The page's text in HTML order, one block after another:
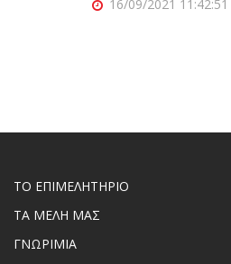
16/09/2021 11:42:51
ΤΟ ΕΠΙΜΕΛΗΤΗΡΙΟ
ΤΑ ΜΕΛΗ ΜΑΣ
ΓΝΩΡΙΜΙΑ